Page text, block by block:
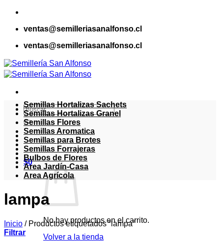
Saltar
contenidoventas@semilleriasanalfonso.cl
ventas@semilleriasanalfonso.cl
Buscar
por:
$0
No hay productos en el carrito.
Volver a la tienda
Semillas Hortalizas Sachets
Semillas Hortalizas Granel
Semillas Flores
Semillas Aromatica
Semillas para Brotes
Semillas Forrajeras
Bulbos de Flores
Area Jardín-Casa
Area Agrícola
lampa
Inicio /Productos etiquetados “lampa”
Filtrar